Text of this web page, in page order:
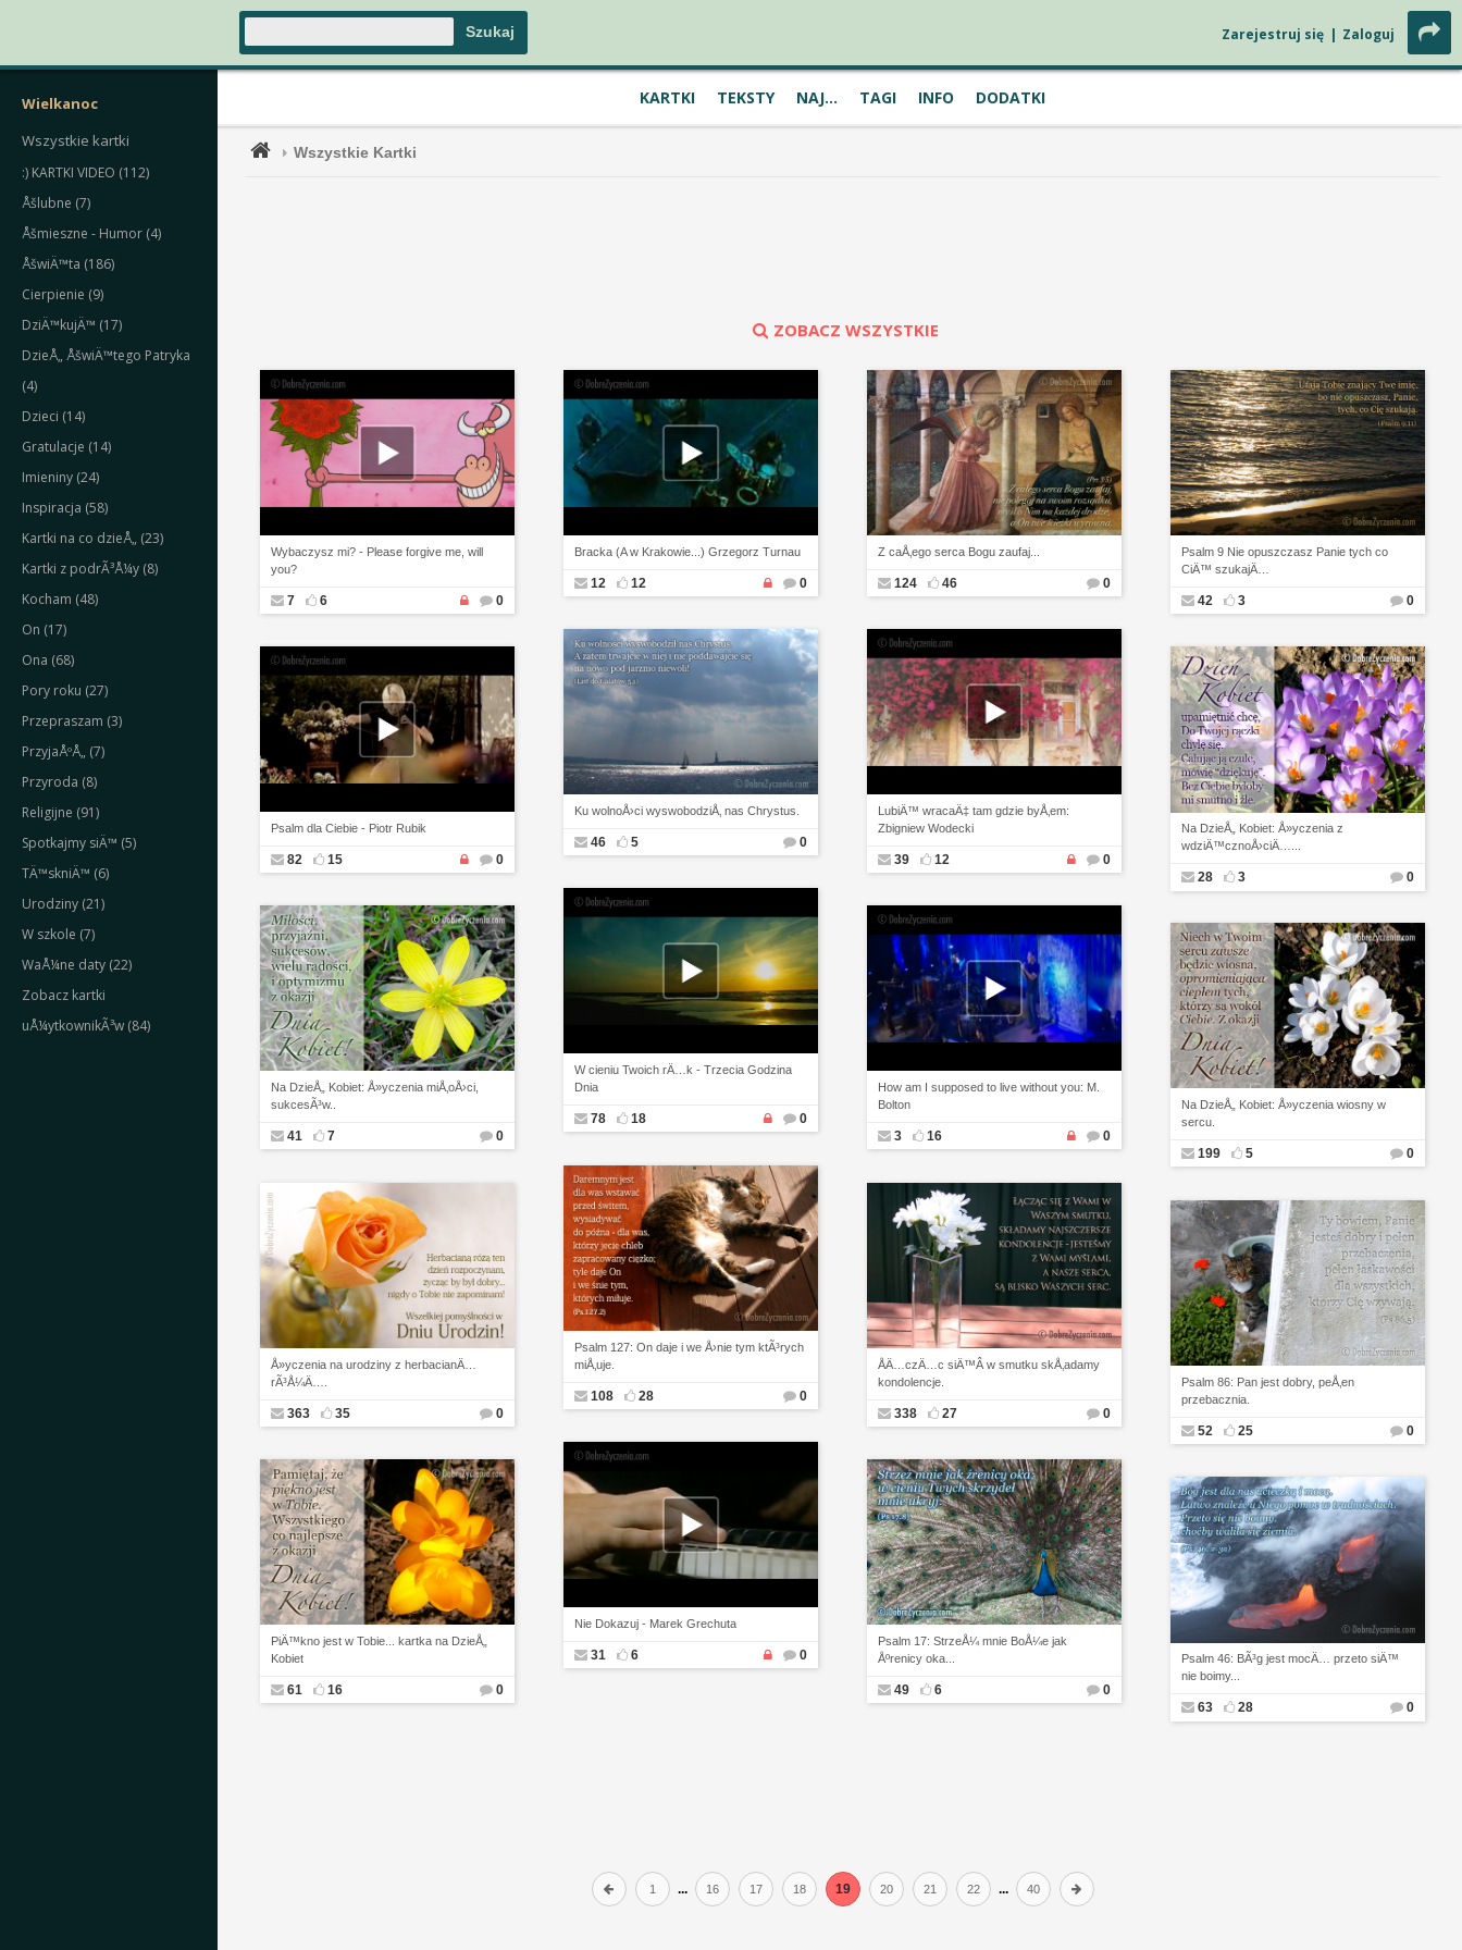
Zarejestruj się | Zaloguj
KARTKI TEKSTY NAJ... TAGI INFO DODATKI
Wielkanoc
Wszystkie kartki
:) KARTKI VIDEO (112)
Åšlubne (7)
Åšmieszne - Humor (4)
ÅšwiÄ™ta (186)
Cierpienie (9)
DziÄ™kujÄ™ (17)
DzieÅ„ ÅšwiÄ™tego Patryka
(4)
Dzieci (14)
Gratulacje (14)
Imieniny (24)
Inspiracja (58)
Kartki na co dzieÅ„ (23)
Kartki z podrÃ³Å¼y (8)
Kocham (48)
On (17)
Ona (68)
Pory roku (27)
Przepraszam (3)
PrzyjaÅºÅ„ (7)
Przyroda (8)
Religijne (91)
Spotkajmy siÄ™ (5)
TÄ™skniÄ™ (6)
Urodziny (21)
W szkole (7)
WaÅ¼ne daty (22)
Zobacz kartki
uÅ¼ytkownikÃ³w (84)
Wszystkie Kartki
ZOBACZ WSZYSTKIE
Wybaczysz mi? - Please forgive me, will
you?
7 6 0
Bracka (A w Krakowie...) Grzegorz Turnau
12 12 0
Z caÅ‚ego serca Bogu zaufaj...
124 46 0
Psalm 9 Nie opuszczasz Panie tych co
CiÄ™ szukajÄ…
42 3 0
Ku wolnoÅ›ci wyswobodziÅ‚ nas Chrystus.
46 5 0
LubiÄ™ wracaÄ‡ tam gdzie byÅ‚em:
Zbigniew Wodecki
39 12 0
Psalm dla Ciebie - Piotr Rubik
82 15 0
Na DzieÅ„ Kobiet: Å»yczenia z
wdziÄ™cznoÅ›ciÄ…...
28 3 0
W cieniu Twoich rÄ…k - Trzecia Godzina
Dnia
78 18 0
Na DzieÅ„ Kobiet: Å»yczenia miÅ‚oÅ›ci,
sukcesÃ³w..
41 7 0
How am I supposed to live without you: M.
Bolton
3 16 0
Na DzieÅ„ Kobiet: Å»yczenia wiosny w
sercu.
199 5 0
Psalm 127: On daje i we Å›nie tym ktÃ³rych
miÅ‚uje.
108 28 0
Å»yczenia na urodziny z herbacianÄ…
rÃ³Å¼Ä….
363 35 0
ÅÄ…czÄ…c siÄ™Â w smutku skÅ‚adamy
kondolencje.
338 27 0
Psalm 86: Pan jest dobry, peÅ‚en
przebacznia.
52 25 0
Nie Dokazuj - Marek Grechuta
31 6 0
PiÄ™kno jest w Tobie... kartka na DzieÅ„
Kobiet
61 16 0
Psalm 17: StrzeÅ¼ mnie BoÅ¼e jak
Åºrenicy oka...
49 6 0
Psalm 46: BÃ³g jest mocÄ… przeto siÄ™
nie boimy...
63 28 0
1 ... 16 17 18 19 20 21 22 ... 40